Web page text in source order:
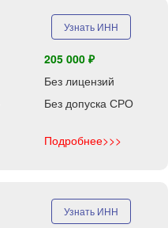
Узнать ИНН
205 000 ₽
Без лицензий
Без допуска СРО
Подробнее>>>
Узнать ИНН